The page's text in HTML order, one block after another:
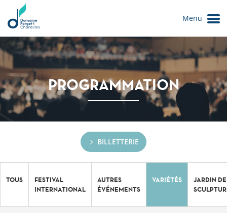
Le Domaine
Menu
PROGRAMMATION
TOUS
FESTIVAL
INTERNATIONAL
AUTRES
ÉVÉNEMENTS
VARIÉTÉS
JARDIN DE
BILLETTERIE